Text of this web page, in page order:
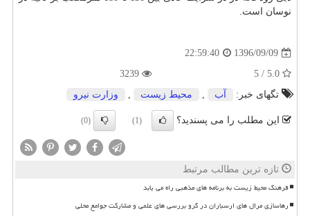
نوسان است.
1396/09/09
22:59:40
تگهای خبر:
آب , محیط زیست , وزارت نیرو
این مطلب را می پسندید؟ (1)
(0)
تازه ترین مطالب مرتبط
فرهنگ محیط زیست به برنامه های مذهبی راه می یابد
رهاسازی مرال های ارسباران در گرو بررسی های علمی و مشارکت جوامع محلی